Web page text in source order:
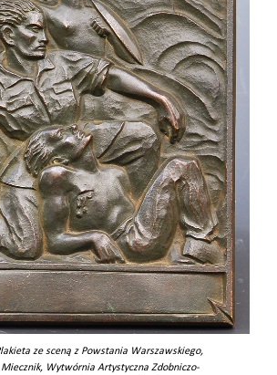
ze sceną z Powstania Warszawskiego,
Miecznik, Wytwórnia Artystyczna Zdobniczo-